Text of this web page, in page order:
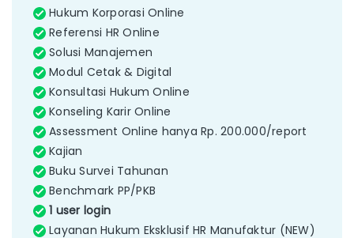
Hukum Korporasi Online
Referensi HR Online
Solusi Manajemen
Modul Cetak & Digital
Konsultasi Hukum Online
Konseling Karir Online
Assessment Online hanya Rp. 200.000/report
Kajian
Buku Survei Tahunan
Benchmark PP/PKB
1 user login
Layanan Hukum Eksklusif HR Manufaktur (NEW)